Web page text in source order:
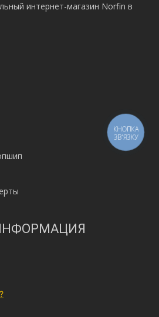
интернет-магазин Norfin в
КНОПКА
ЗВ'ЯЗКУ